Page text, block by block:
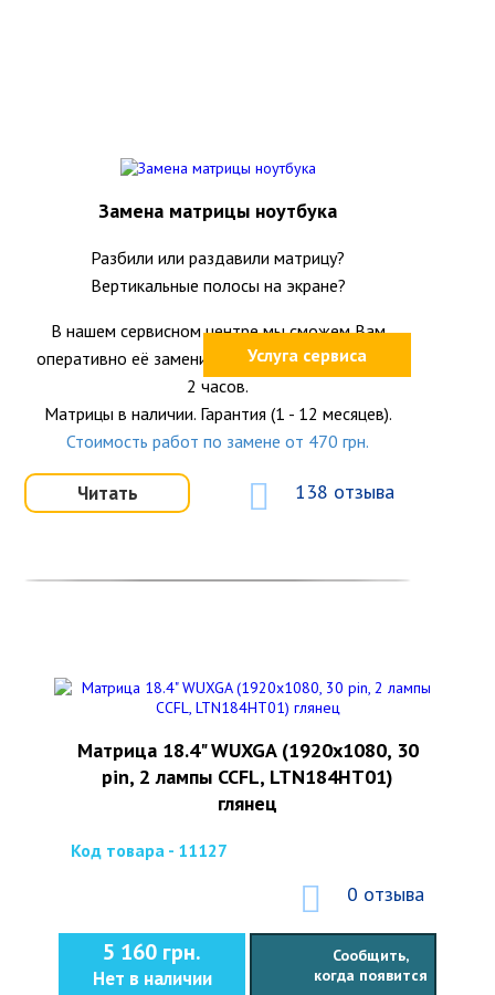
Услуга сервиса
Замена матрицы ноутбука
Разбили или раздавили матрицу?
Вертикальные полосы на экране?
В нашем сервисном центре мы сможем Вам
оперативно её заменить на новую в течение 1-
2 часов.
Матрицы в наличии. Гарантия (1 - 12 месяцев).
Стоимость работ по замене от 470 грн.
Читать 138 отзыва
Матрица 18.4" WUXGA (1920x1080, 30
pin, 2 лампы CCFL, LTN184HT01)
глянец
Код товара - 11127
0 отзыва
5 160 грн.
Нет в наличии
Сообщить,
когда появится